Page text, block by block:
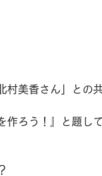
美香さん」との
作ろう！』と題し